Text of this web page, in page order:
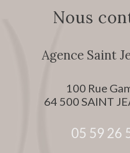
Nous
Agence Saint
100 Rue
64 500SAINT
05 59 26